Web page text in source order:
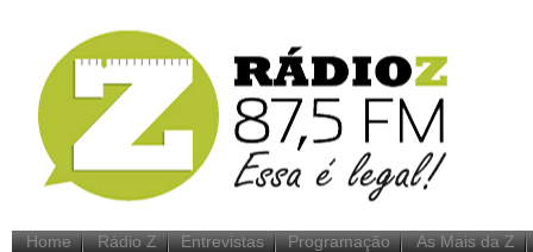
Home Rádio Z Entrevistas Programação As Mais da Z